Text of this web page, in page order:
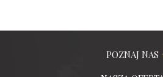
POZNAJ NAS